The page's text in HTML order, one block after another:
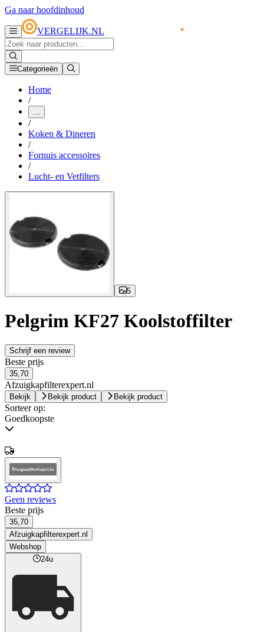
Ga naar hoofdinhoud
VERGELIJK.NL
Categorieën
Home
/
...
/
Koken & Dineren
/
Fornuis accessoires
/
Lucht- en Vetfilters
5
Pelgrim KF27 Koolstoffilter
Schrijf een review
Beste prijs
35,70
Afzuigkapfilterexpert.nl
Bekijk Bekijk product Bekijk product
Sorteer op:
Goedkoopste
Geen reviews
Beste prijs
35,70
Afzuigkapfilterexpert.nl
Webshop
24u